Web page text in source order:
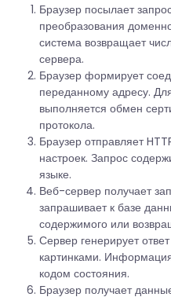
Браузер посылает
преобразования
система возвращает
сервера.
Браузер формирует
переданному адресу.
выполняется обмен
протокола.
Браузер отправляет
настроек. Запрос
языке.
Веб-сервер получает
запрашивает к базе
содержимого или
Сервер генерирует
картинками.
кодом состояния.
Браузер получает